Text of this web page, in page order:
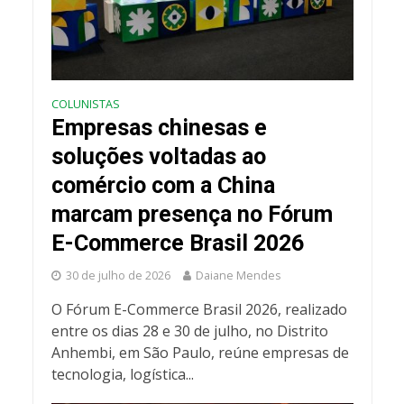
COLUNISTAS
Empresas chinesas e
soluções voltadas ao
comércio com a China
marcam presença no Fórum
E-Commerce Brasil 2026
30 de julho de 2026 Daiane Mendes
O Fórum E-Commerce Brasil 2026, realizado
entre os dias 28 e 30 de julho, no Distrito
Anhembi, em São Paulo, reúne empresas de
tecnologia, logística...